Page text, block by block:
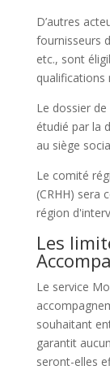
D’autres
fournisseurs
etc., sont
qualifications
Le dossier
étudié par la
au siège
Le comité
(CRHH) sera
région
Les
Le service
souhaitant
garantit
seront-elles